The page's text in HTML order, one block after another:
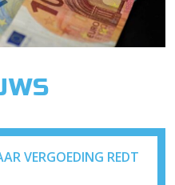
VERGOEDING REDT